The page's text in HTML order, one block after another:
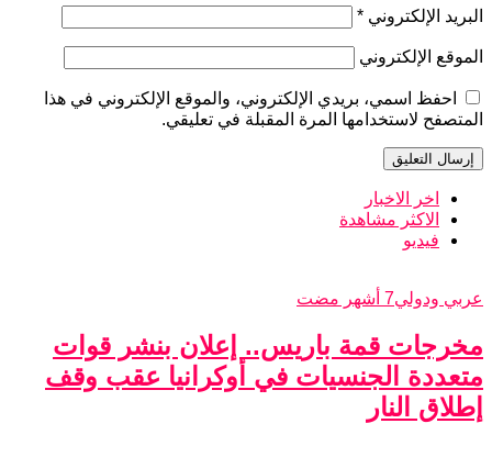
البريد الإلكتروني *
الموقع الإلكتروني
احفظ اسمي، بريدي الإلكتروني، والموقع الإلكتروني في هذا
المتصفح لاستخدامها المرة المقبلة في تعليقي.
اخر الاخبار
الاكثر مشاهدة
فيديو
عربي ودولي7 أشهر مضت
مخرجات قمة باريس.. إعلان بنشر قوات
متعددة الجنسيات في أوكرانيا عقب وقف
إطلاق النار